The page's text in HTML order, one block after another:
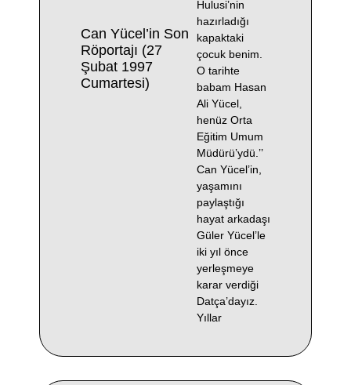
Can Yücel’in Son
Röportajı (27
Şubat 1997
Cumartesi)
Hulusi’nin
hazırladığı
kapaktaki
çocuk benim.
O tarihte
babam Hasan
Ali Yücel,
henüz Orta
Eğitim Umum
Müdürü’ydü.’’
Can Yücel’in,
yaşamını
paylaştığı
hayat arkadaşı
Güler Yücel’le
iki yıl önce
yerleşmeye
karar verdiği
Datça’dayız.
Yıllar